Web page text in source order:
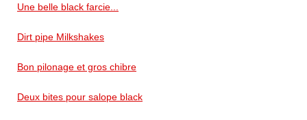
Une belle black farcie...
Dirt pipe Milkshakes
Bon pilonage et gros chibre
Deux bites pour salope black